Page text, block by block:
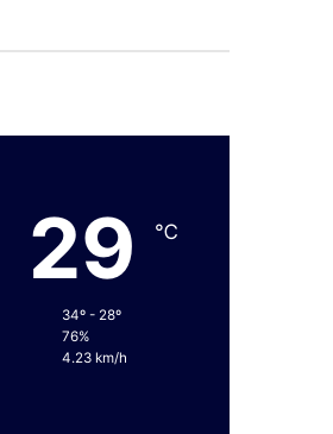
29 ℃
34º - 28º
76%
4.23 km/h